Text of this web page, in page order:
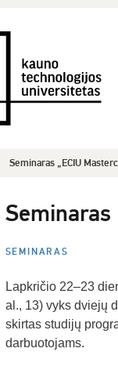
Seminaras „ECIU
Seminaras
SEMINARAS
Lapkričio 22–23
al., 13) vyks dviejų
skirtas studijų
darbuotojams.